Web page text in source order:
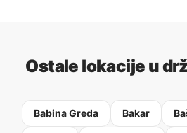
Ostale lokacije u
Babina Greda Bakar